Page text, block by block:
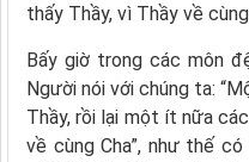
thấy Thầy, vì Thầy về cùng
Bấy giờ trong các môn
Người nói với chúng ta:
Thầy, rồi lại một ít nữa
về cùng Cha”, như thế